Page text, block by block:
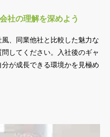
社の理解を深めよう
、同業他社と比較した魅力な
してください。入社後のギャ
が成長できる環境かを見極め